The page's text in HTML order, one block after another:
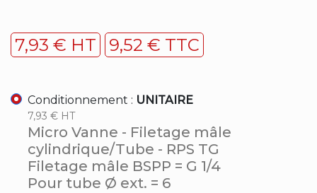
7,93 € HT 9,52 € TTC
Conditionnement : UNITAIRE
7,93 € HT
Micro Vanne - Filetage mâle
cylindrique/Tube - RPS TG
Filetage mâle BSPP = G 1/4
Pour tube Ø ext. = 6